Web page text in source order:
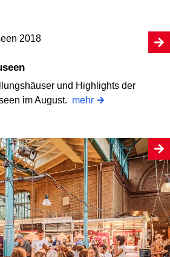
und Highlights der
im August. mehr